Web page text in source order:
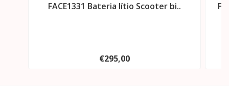
FACE1331 Bateria lítio Scooter bi..
€295,00